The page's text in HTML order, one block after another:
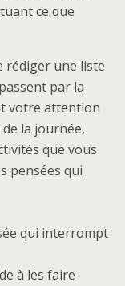
ce que
rédiger une liste
par la
votre attention
la journée,
que vous
pensées qui
qui interrompt
à les faire